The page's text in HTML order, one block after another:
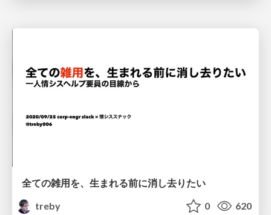
全ての雑用を、生まれる前に消し去りたい
treby
0 620